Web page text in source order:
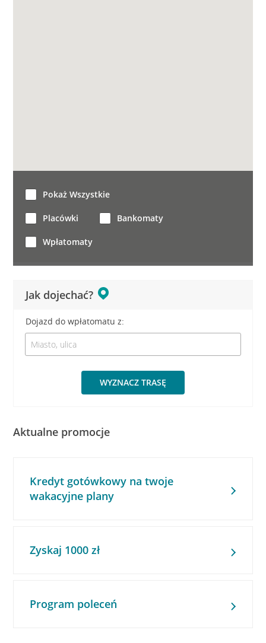
Jak dojechać?
Dojazd do wpłatomatu z:
WYZNACZ TRASĘ
Pokaż Wszystkie
Placówki Bankomaty
Wpłatomaty
Aktualne promocje
Kredyt gotówkowy na twoje
wakacyjne plany
Zyskaj 1000 zł
Program poleceń